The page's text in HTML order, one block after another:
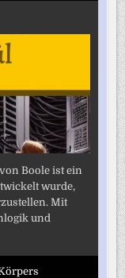
Boole ist ein
wurde,
Mit
und